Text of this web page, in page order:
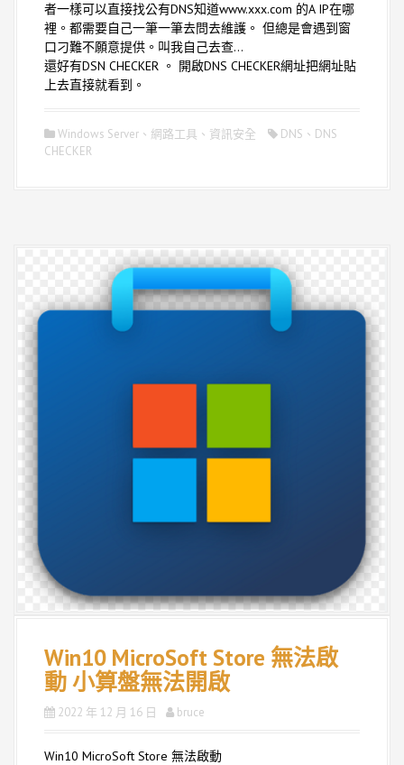
者一樣可以直接找公有DNS知道www.xxx.com 的A IP在哪
裡。都需要自己一筆一筆去問去維護。 但總是會遇到窗
口刁難不願意提供。叫我自己去查…
還好有DSN CHECKER 。 開啟DNS CHECKER網址把網址貼
上去直接就看到。
Windows Server 、 網路工具 、 資訊安全 DNS 、 DNS
CHECKER
Win10 MicroSoft Store 無法啟
動 小算盤無法開啟
2022 年 12 月 16 日 bruce
Win10 MicroSoft Store 無法啟動